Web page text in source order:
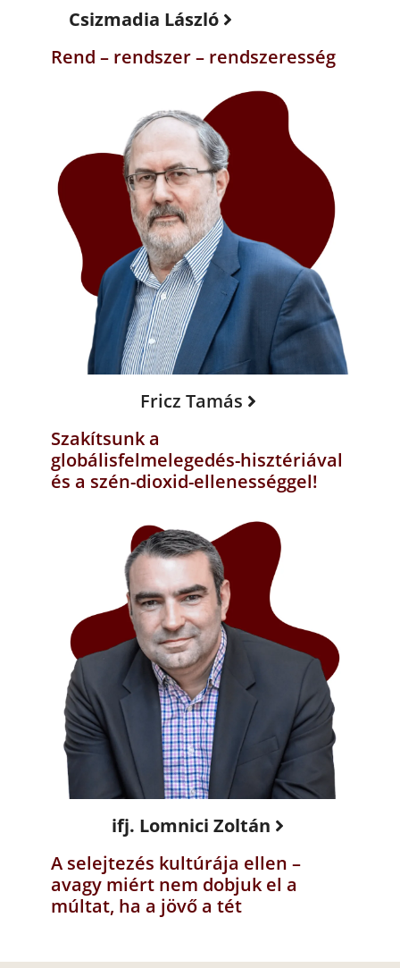
Csizmadia László
Rend – rendszer – rendszeresség
Fricz Tamás
Szakítsunk a
globálisfelmelegedés-hisztériával
és a szén-dioxid-ellenességgel!
ifj. Lomnici Zoltán
A selejtezés kultúrája ellen –
avagy miért nem dobjuk el a
múltat, ha a jövő a tét